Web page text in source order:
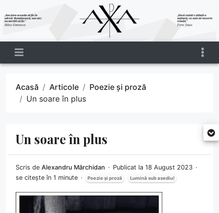
Acasă Articole
Poezie și proză
Un soare în plus
Un soare în plus
Scris de Alexandru Mărchidan
Publicat la 18 August 2023
se citește în 1 minute
Poezie și proză Lumină sub asediu!